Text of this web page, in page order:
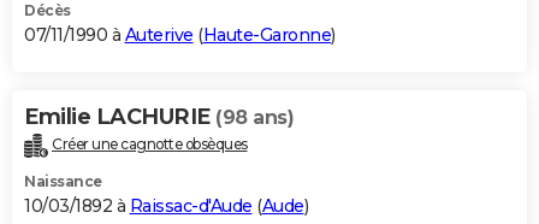
Décès
07/11/1990 à Auterive (Haute-Garonne)
Emilie LACHURIE (98 ans)
Créer une cagnotte obsèques
Naissance
10/03/1892 à Raissac-d'Aude (Aude)